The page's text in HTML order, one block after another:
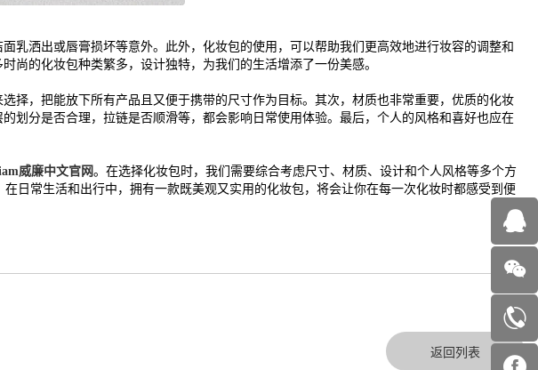
乳洒出或唇膏损坏等意外。此外，化妆包的使用，可以帮助我们更高效地进行妆容的调整和
尚的化妆包种类繁多，设计独特，为我们的生活增添了一份美感。
择，把能放下所有产品且又便于携带的尺寸作为目标。其次，材质也非常重要，优质的化妆
划分是否合理，拉链是否顺滑等，都会影响日常使用体验。最后，个人的风格和喜好也应在
威廉中文官网。在选择化妆包时，我们需要综合考虑尺寸、材质、设计和个人风格等多个方
在日常生活和出行中，拥有一款既美观又实用的化妆包，将会让你在每一次化妆时都感受到便
返回列表